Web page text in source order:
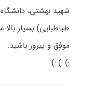
شهید بهشتی، دانشگاه
طباطبایی) بسیار بالا
موفق و پیروز باشید.
:) :) :)